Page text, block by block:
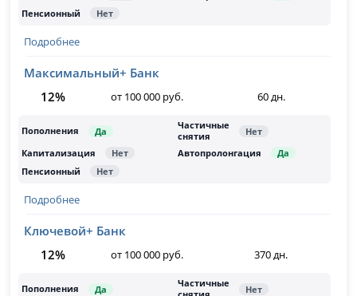
Подробнее
Максимальный+ Банк
12%
от 100 000 руб. 60 дн.
Подробнее
Ключевой+ Банк
12%
от 100 000 руб. 370 дн.